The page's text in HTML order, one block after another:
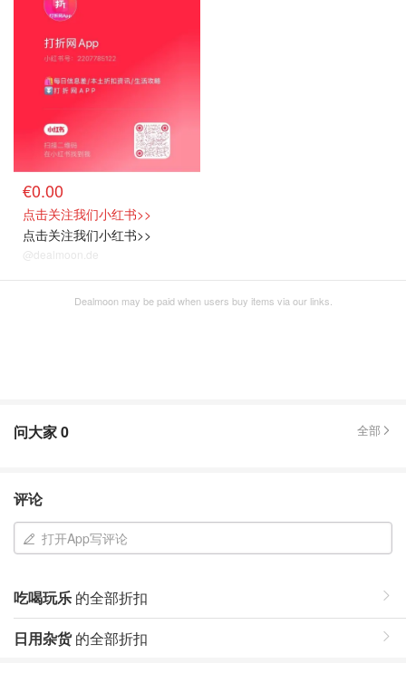
€0.00
点击关注我们小红书>>
点击关注我们小红书>>
@dealmoon.de
Dealmoon may be paid when users buy items via our links.
问大家0 全部
评论
打开App写评论
吃喝玩乐 的全部折扣
日用杂货的全部折扣